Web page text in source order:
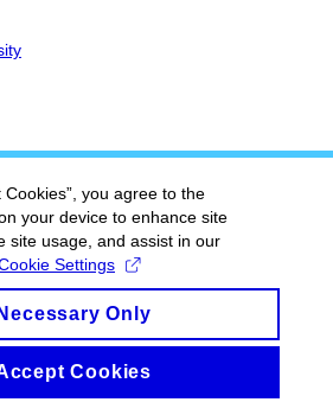
Cookies”, you agree to the
your device to enhance site
site usage, and assist in our
Settings
Necessary Only
Cookies